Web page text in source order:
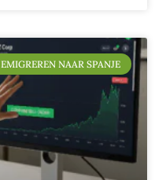
EMIGREREN NAAR SPANJE